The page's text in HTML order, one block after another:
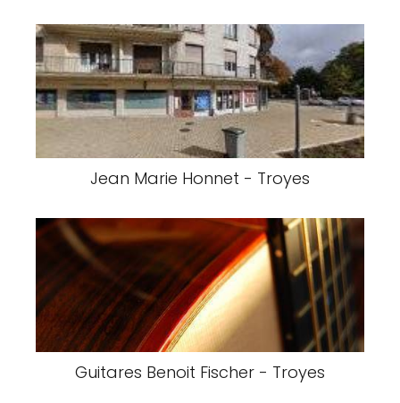
Jean Marie Honnet - Troyes
Guitares Benoit Fischer - Troyes